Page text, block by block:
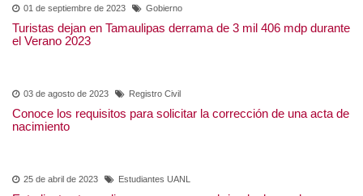
01 de septiembre de 2023 Gobierno
Turistas dejan en Tamaulipas derrama de 3 mil 406 mdp
03 de agosto de 2023 Registro Civil
Conoce los requisitos para solicitar la corrección de una
25 de abril de 2023